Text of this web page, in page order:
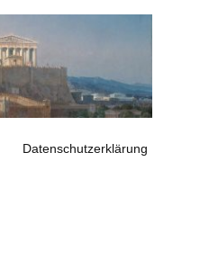
Datenschutzerklärung